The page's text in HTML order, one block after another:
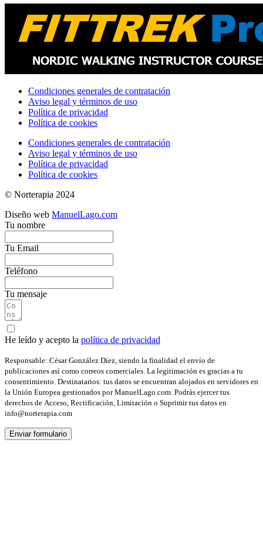
Condiciones generales de contratación
Aviso legal y términos de uso
Política de privacidad
Política de cookies
Condiciones generales de contratación
Aviso legal y términos de uso
Política de privacidad
Política de cookies
© Norterapia 2024
Diseño web ManuelLago.com
Tu nombre
Tu Email
Teléfono
Tu mensaje
He leído y acepto la política de privacidad
Responsable: César González Díez, siendo la finalidad el envío de
publicaciones así como correos comerciales. La legitimación es gracias a tu
consentimiento. Destinatarios: tus datos se encuentran alojados en servidores en
la Unión Europea gestionados por ManuelLago.com. Podrás ejercer tus
derechos de Acceso, Rectificación, Limitación o Suprimir tus datos en
info@norterapia.com
Enviar formulario